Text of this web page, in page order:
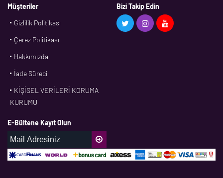
BMS
CDF
DPH
Müşteriler
Gizlilik Politikası
Çerez Politikası
Hakkımızda
İade Süreci
KİŞİSEL VERİLERİ KORUMA
KURUMU
Bizi Takip Edin
E-Bültene Kayıt Olun